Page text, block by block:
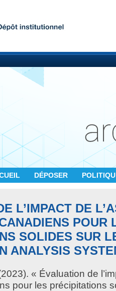
DÉPOSER
L’IMPACT DE
POUR
SOLIDES SUR
ANALYSIS
« Évaluation de
pour les précipitations